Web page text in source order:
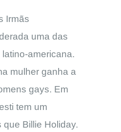
Irmãs
uma das
americana.
mulher ganha a
gays. Em
tem um
Billie Holiday.